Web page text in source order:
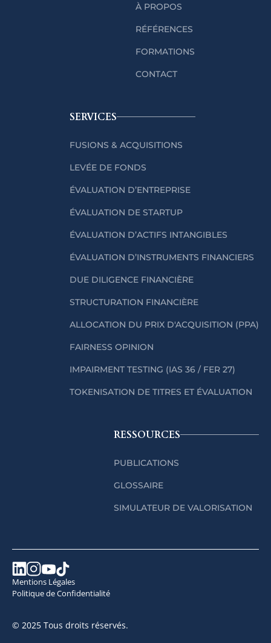
À PROPOS
RÉFÉRENCES
FORMATIONS
CONTACT
SERVICES
FUSIONS & ACQUISITIONS
LEVÉE DE FONDS
ÉVALUATION D’ENTREPRISE
ÉVALUATION DE STARTUP
ÉVALUATION D’ACTIFS INTANGIBLES
ÉVALUATION D’INSTRUMENTS FINANCIERS
DUE DILIGENCE FINANCIÈRE
STRUCTURATION FINANCIÈRE
ALLOCATION DU PRIX D'ACQUISITION (PPA)
FAIRNESS OPINION
IMPAIRMENT TESTING (IAS 36 / FER 27)
TOKENISATION DE TITRES ET ÉVALUATION
RESSOURCES
PUBLICATIONS
GLOSSAIRE
SIMULATEUR DE VALORISATION
© 2025 Tous droits réservés.
Mentions Légales
Politique de Confidentialité